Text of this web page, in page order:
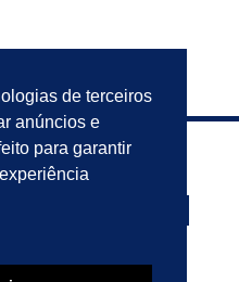
de terceiros
anúncios e
para garantir